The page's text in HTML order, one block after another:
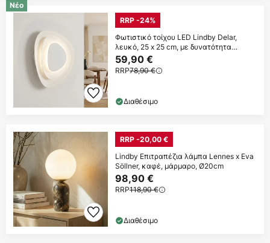
Νέο
RRP -24%
Φωτιστικό τοίχου LED Lindby Delar,
λευκό, 25 x 25 cm, με δυνατότητα
ρύθμισης
59,90 €
RRP78,90 €
Διαθέσιμο
RRP -20,00 €
Lindby Επιτραπέζια λάμπα Lennes x Eva
Söllner, καφέ, μάρμαρο, Ø20cm
98,90 €
RRP118,90 €
Διαθέσιμο